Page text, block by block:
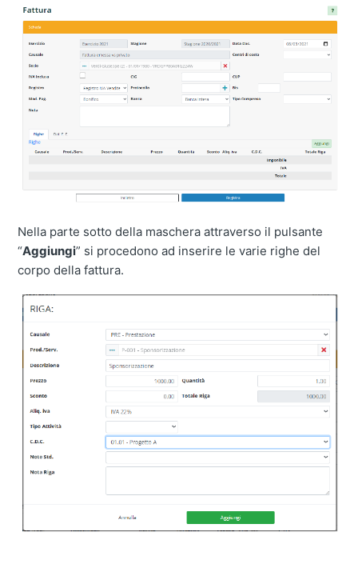
Nella parte sotto della maschera attraverso il pulsante
“Aggiungi” si procedono ad inserire le varie righe del
corpo della fattura.